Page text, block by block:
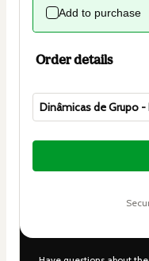
Add to purchase
Order details
Dinâmicas de Grupo -
Total
$12.00